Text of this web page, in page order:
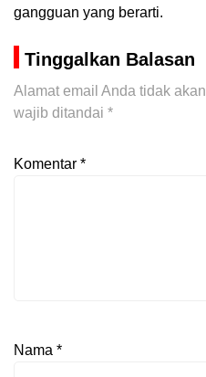
gangguan yang berarti.
Tinggalkan Balasan
Alamat email Anda tidak
wajib ditandai *
Komentar *
Nama *